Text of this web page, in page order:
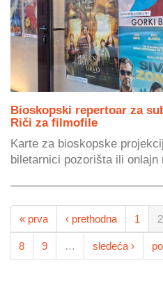
Bioskopski repertoar za
Riči za filmofile
Karte za bioskopske
biletarnici pozorišta ili
« prva ‹ prethodna 1 2
8 9 … sledeća ›